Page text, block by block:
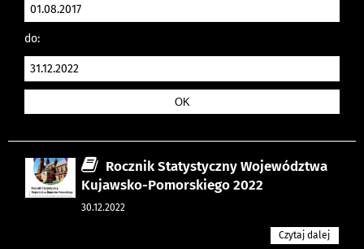
do:
Rocznik Statystyczny Województwa
Kujawsko-Pomorskiego 2022
30.12.2022
Czytaj dalej